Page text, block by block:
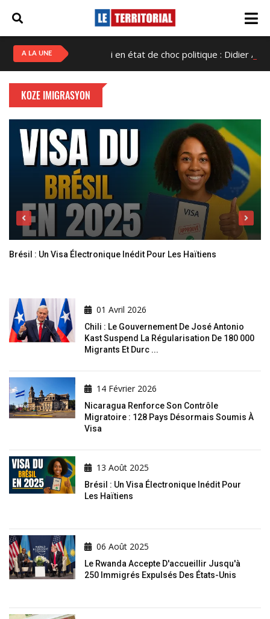
A LA UNE Haïti en état de choc politique : Didier Alix Fils-
KOZE IMIGRASYON
Brésil : Un Visa Électronique Inédit Pour Les Haïtiens
01 Avril 2026
Chili : Le Gouvernement De José Antonio
Kast Suspend La Régularisation De 180 000
Migrants Et Durc ...
14 Février 2026
Nicaragua Renforce Son Contrôle
Migratoire : 128 Pays Désormais Soumis À
Visa
13 Août 2025
Brésil : Un Visa Électronique Inédit Pour
Les Haïtiens
06 Août 2025
Le Rwanda Accepte D'accueillir Jusqu'à
250 Immigrés Expulsés Des États-Unis